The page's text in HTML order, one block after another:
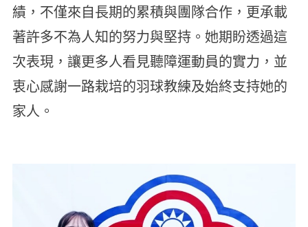
績，不僅來自長期的累積與團隊合作，更承載
著許多不為人知的努力與堅持。她期盼透過這
次表現，讓更多人看見聽障運動員的實力，並
衷心感謝一路栽培的羽球教練及始終支持她的
家人。